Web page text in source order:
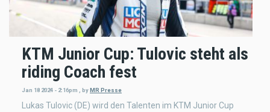
KTM Junior Cup: Tulovic steht als
riding Coach fest
Jan 18 2024 - 2:16pm byMR Presse
Lukas Tulovic (DE) wird den Talenten im KTM Junior Cup